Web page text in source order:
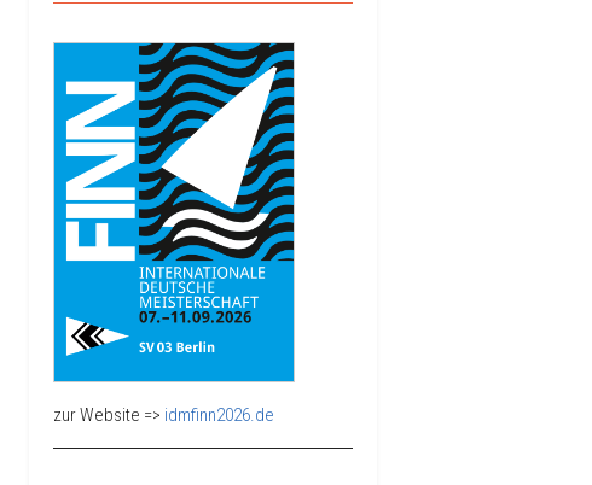
zur Website => idmfinn2026.de